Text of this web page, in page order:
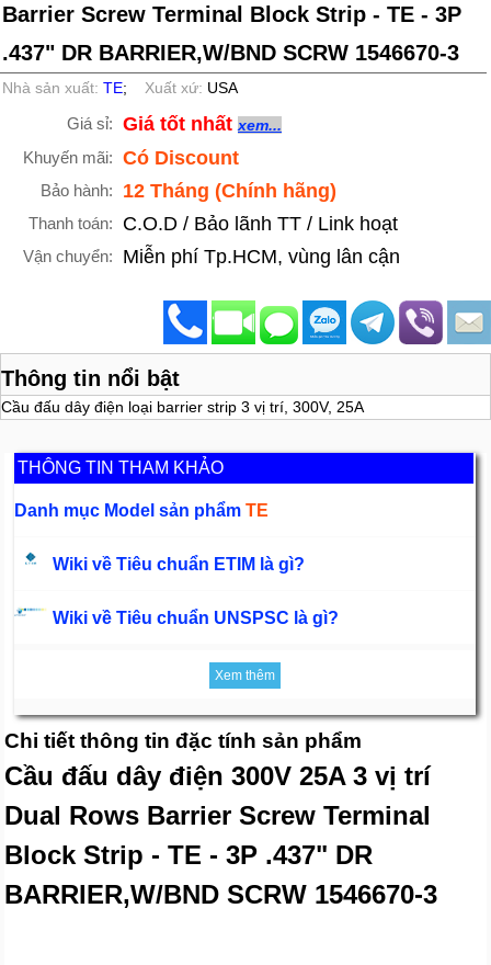
Barrier Screw Terminal Block Strip - TE - 3P
.437" DR BARRIER,W/BND SCRW 1546670-3
Nhà sản xuất:TE; Xuất xứ: USA
Giá sỉ: Giá tốt nhất xem...
Khuyến mãi: Có Discount
Bảo hành: 12 Tháng (Chính hãng)
Thanh toán: C.O.D / Bảo lãnh TT / Link hoạt
Vận chuyển: Miễn phí Tp.HCM, vùng lân cận
Thông tin nổi bật
Cầu đấu dây điện loại barrier strip 3 vị trí, 300V, 25A
THÔNG TIN THAM KHẢO
Danh mục Model sản phẩmTE
Wiki về Tiêu chuẩn ETIM là gì?
Wiki về Tiêu chuẩn UNSPSC là gì?
Xem thêm
Chi tiết thông tin đặc tính sản phẩm
Cầu đấu dây điện 300V 25A 3 vị trí
Dual Rows Barrier Screw Terminal
Block Strip - TE - 3P .437" DR
BARRIER,W/BND SCRW 1546670-3